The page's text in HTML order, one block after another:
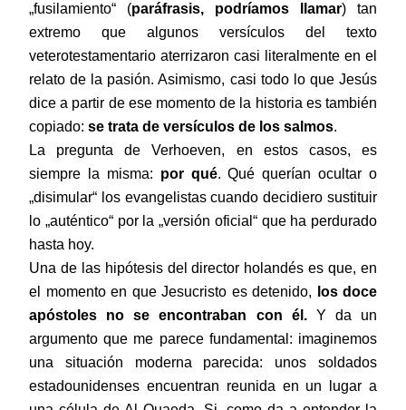
„fusilamiento“ (paráfrasis, podríamos llamar) tan
extremo que algunos versículos del texto
veterotestamentario aterrizaron casi literalmente en el
relato de la pasión. Asimismo, casi todo lo que Jesús
dice a partir de ese momento de la historia es también
copiado: se trata de versículos de los salmos.
La pregunta de Verhoeven, en estos casos, es
siempre la misma: por qué. Qué querían ocultar o
„disimular“ los evangelistas cuando decidiero sustituir
lo „auténtico“ por la „versión oficial“ que ha perdurado
hasta hoy.
Una de las hipótesis del director holandés es que, en
el momento en que Jesucristo es detenido, los doce
apóstoles no se encontraban con él. Y da un
argumento que me parece fundamental: imaginemos
una situación moderna parecida: unos soldados
estadounidenses encuentran reunida en un lugar a